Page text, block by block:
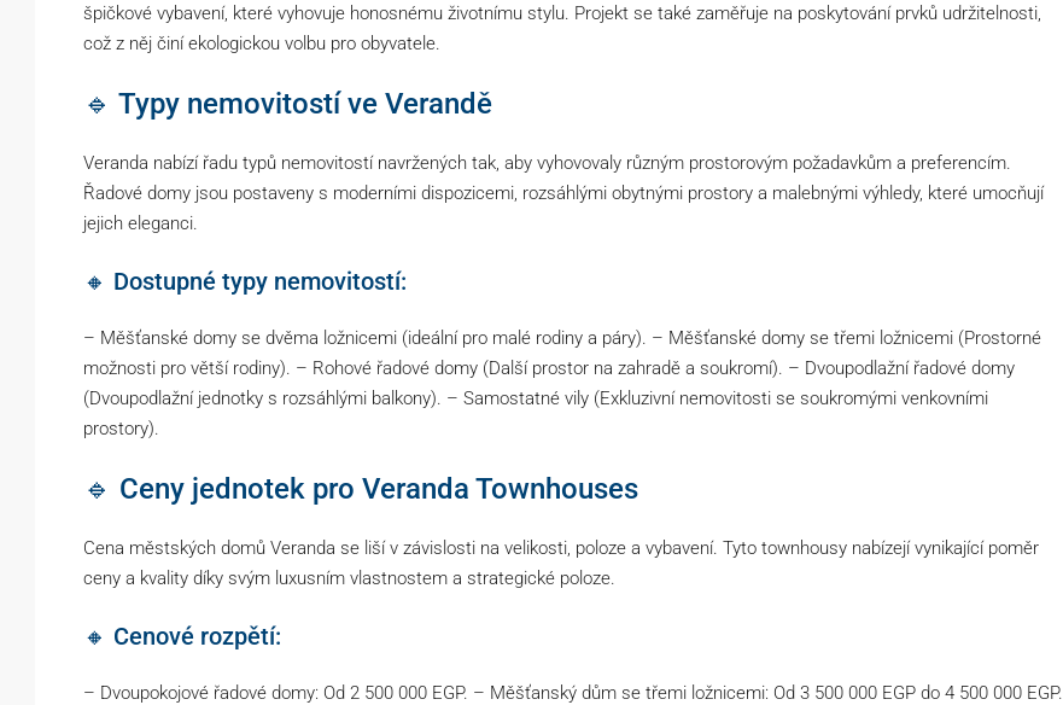
špičkové vybavení, které vyhovuje honosnému životnímu stylu. Projekt se také zaměřuje na poskytování prvků udržitelnosti,
což z něj činí ekologickou volbu pro obyvatele.
🔹 Typy nemovitostí ve Verandě
Veranda nabízí řadu typů nemovitostí navržených tak, aby vyhovovaly různým prostorovým požadavkům a preferencím.
Řadové domy jsou postaveny s moderními dispozicemi, rozsáhlými obytnými prostory a malebnými výhledy, které umocňují
jejich eleganci.
🔸 Dostupné typy nemovitostí:
– Měšťanské domy se dvěma ložnicemi (ideální pro malé rodiny a páry). – Měšťanské domy se třemi ložnicemi (Prostorné
možnosti pro větší rodiny). – Rohové řadové domy (Další prostor na zahradě a soukromí). – Dvoupodlažní řadové domy
(Dvoupodlažní jednotky s rozsáhlými balkony). – Samostatné vily (Exkluzivní nemovitosti se soukromými venkovními
prostory).
🔹 Ceny jednotek pro Veranda Townhouses
Cena městských domů Veranda se liší v závislosti na velikosti, poloze a vybavení. Tyto townhousy nabízejí vynikající poměr
ceny a kvality díky svým luxusním vlastnostem a strategické poloze.
🔸 Cenové rozpětí:
– Dvoupokojové řadové domy: Od 2 500 000 EGP. – Měšťanský dům se třemi ložnicemi: Od 3 500 000 EGP do 4 500 000 EGP.